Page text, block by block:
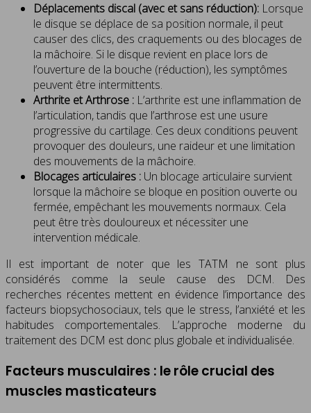
Déplacements discal (avec et sans réduction): Lorsque
le disque se déplace de sa position normale, il peut
causer des clics, des craquements ou des blocages de
la mâchoire. Si le disque revient en place lors de
l’ouverture de la bouche (réduction), les symptômes
peuvent être intermittents.
Arthrite et Arthrose : L’arthrite est une inflammation de
l’articulation, tandis que l’arthrose est une usure
progressive du cartilage. Ces deux conditions peuvent
provoquer des douleurs, une raideur et une limitation
des mouvements de la mâchoire.
Blocages articulaires : Un blocage articulaire survient
lorsque la mâchoire se bloque en position ouverte ou
fermée, empêchant les mouvements normaux. Cela
peut être très douloureux et nécessiter une
intervention médicale.
Il est important de noter que les TATM ne sont plus
considérés comme la seule cause des DCM. Des
recherches récentes mettent en évidence l’importance des
facteurs biopsychosociaux, tels que le stress, l’anxiété et les
habitudes comportementales. L’approche moderne du
traitement des DCM est donc plus globale et individualisée.
Facteurs musculaires : le rôle crucial des
muscles masticateurs